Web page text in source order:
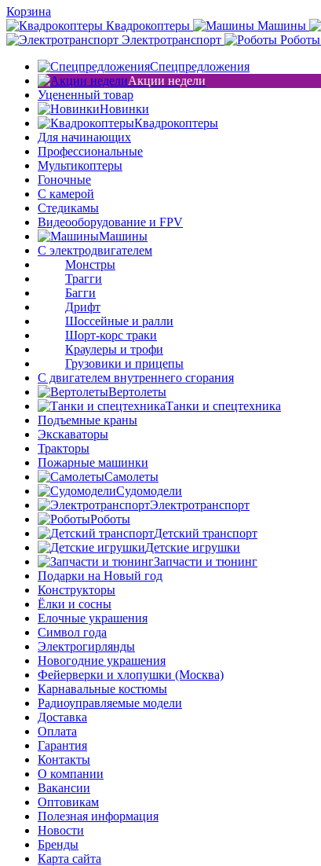
Корзина
Квадрокоптеры
Машины
Электротранспорт
Роботы
Спецпредложения
Акции недели
Уцененный товар
Новинки
Квадрокоптеры
Для начинающих
Профессиональные
Мультикоптеры
Гоночные
C камерой
Стедикамы
Видеооборудование и FPV
Машины
С электродвигателем
Монстры
Трагги
Багги
Дрифт
Шоссейные и ралли
Шорт-корс траки
Краулеры и трофи
Грузовики и прицепы
С двигателем внутреннего сгорания
Вертолеты
Танки и спецтехника
Подъемные краны
Экскаваторы
Тракторы
Пожарные машинки
Самолеты
Судомодели
Электротранспорт
Роботы
Детский транспорт
Детские игрушки
Запчасти и тюнинг
Подарки на Новый год
Конструкторы
Ёлки и сосны
Елочные украшения
Символ года
Электрогирлянды
Новогодние украшения
Фейерверки и хлопушки (Москва)
Карнавальные костюмы
Радиоуправляемые модели
Доставка
Оплата
Гарантия
Контакты
О компании
Вакансии
Оптовикам
Полезная информация
Новости
Бренды
Карта сайта